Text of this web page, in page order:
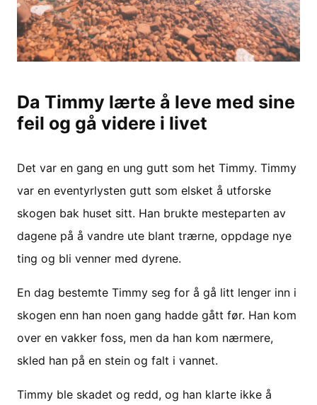
Da Timmy lærte å leve med sine
feil og gå videre i livet
Det var en gang en ung gutt som het Timmy. Timmy
var en eventyrlysten gutt som elsket å utforske
skogen bak huset sitt. Han brukte mesteparten av
dagene på å vandre ute blant trærne, oppdage nye
ting og bli venner med dyrene.
En dag bestemte Timmy seg for å gå litt lenger inn i
skogen enn han noen gang hadde gått før. Han kom
over en vakker foss, men da han kom nærmere,
skled han på en stein og falt i vannet.
Timmy ble skadet og redd, og han klarte ikke å